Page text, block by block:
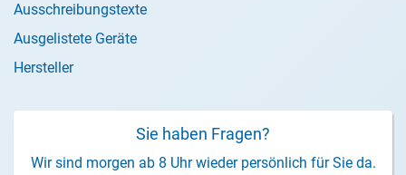
Ausschreibungstexte
Ausgelistete Geräte
Hersteller
Sie haben Fragen?
Wir sind morgen ab 8 Uhr wieder persönlich für Sie da.